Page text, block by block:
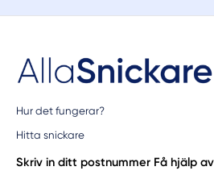
Hur det fungerar?
Hitta snickare
Skriv in ditt postnummer Få hjälp